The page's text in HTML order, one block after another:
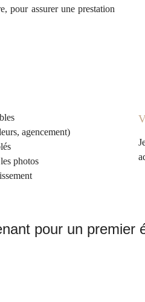
agencement)
photos
pour assurer une prestation
pour un premier